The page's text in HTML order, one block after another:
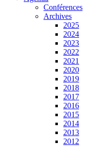
Conférences
Archives
2025
2024
2023
2022
2021
2020
2019
2018
2017
2016
2015
2014
2013
2012